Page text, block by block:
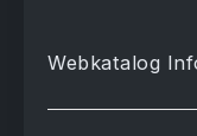
Webkatalog